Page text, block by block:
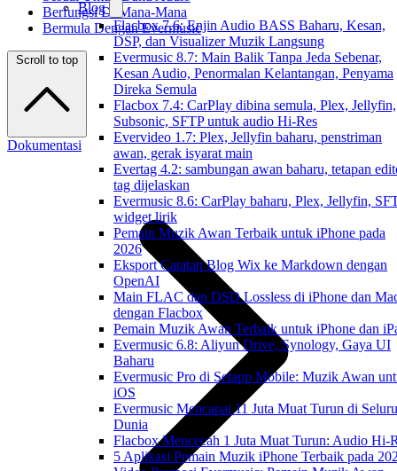
Blog
Flacbox 7.6: Enjin Audio BASS Baharu, Kesan,
DSP, dan Visualizer Muzik Langsung
Evermusic 8.7: Main Balik Tanpa Jeda Sebenar,
Kesan Audio, Penormalan Kelantangan, Penyama
Direka Semula
Flacbox 7.4: CarPlay dibina semula, Plex, Jellyfin,
Subsonic, SFTP untuk audio Hi-Res
Evervideo 1.7: Plex, Jellyfin baharu, penstriman
awan, gerak isyarat main
Evertag 4.2: sambungan awan baharu, tetapan
tag dijelaskan
Evermusic 8.6: CarPlay baharu, Plex, Jellyfin,
widget lirik
Pemain Muzik Awan Terbaik untuk iPhone pada
2026
Eksport Catatan Blog Wix ke Markdown dengan
OpenAI
Main FLAC dan DSD Lossless di iPhone dan
dengan Flacbox
Pemain Muzik Awan Terbaik untuk iPhone dan
Evermusic 6.8: Aliyun Drive, Synology, Gaya UI
Baharu
Evermusic Pro di Setapp Mobile: Muzik Awan
iOS
Evermusic Mencapai 11 Juta Muat Turun di
Dunia
Flacbox Mencecah 1 Juta Muat Turun: Audio Hi-
5 Aplikasi Pemain Muzik iPhone Terbaik pada
Berfungsi Di Mana-Mana
Bermula Dengan Evermusic
Scroll to top
Dokumentasi